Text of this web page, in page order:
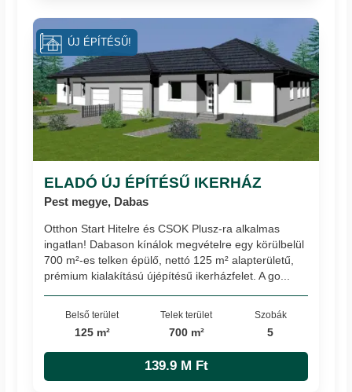
ELADÓ ÚJ ÉPÍTÉSŰ IKERHÁZ
Pest megye, Dabas
Otthon Start Hitelre és CSOK Plusz-ra alkalmas
ingatlan! Dabason kínálok megvételre egy körülbelül
700 m²-es telken épülő, nettó 125 m² alapterületű,
prémium kialakítású újépítésű ikerházfelet. A go...
Belső terület
125 m²
Telek terület
700 m²
Szobák
5
139.9 M Ft
ÚJ ÉPÍTÉSŰ!